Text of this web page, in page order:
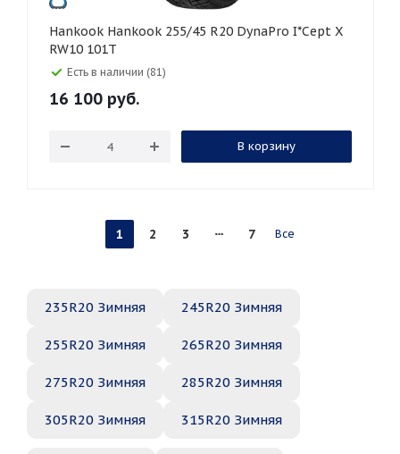
Hankook Hankook 255/45 R20 DynaPro I*Cept X
RW10 101T
Есть в наличии (81)
16 100 руб.
В корзину
1 2 3 7 Все
235R20 Зимняя 245R20 Зимняя
255R20 Зимняя 265R20 Зимняя
275R20 Зимняя 285R20 Зимняя
305R20 Зимняя 315R20 Зимняя